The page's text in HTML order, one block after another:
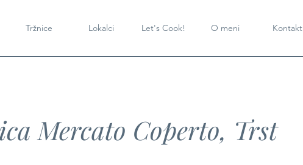
Tržnice Lokalci Let's Cook! O meni Kontakt
Mercato Coperto, Trst